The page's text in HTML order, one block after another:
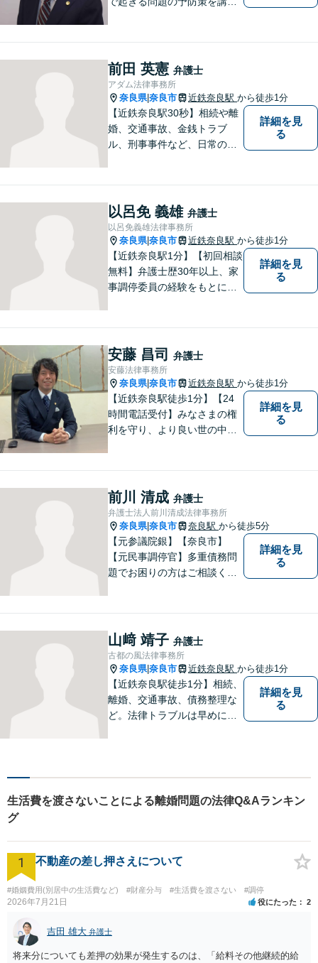
身近な弁護士を目指していま
す。
前田 英憲 弁護士
アダム法律事務所
奈良県|奈良市 近鉄奈良駅 から徒歩1分
【近鉄奈良駅30秒】相続や離
婚、交通事故、金銭トラブ
ル、刑事事件など、日常の中
はお気軽にご相談ください。
【初回相談料60分5,500円】
【分かりやすい説明】
詳細を見
る
以呂免 義雄 弁護士
以呂免義雄法律事務所
奈良県|奈良市 近鉄奈良駅 から徒歩1分
【近鉄奈良駅1分】【初回相談
無料】弁護士歴30年以上、家
事調停委員の経験をもとに複
発生前のご相談も受け付けて
おります。【電話相談可】
詳細を見
る
安藤 昌司 弁護士
安藤法律事務所
奈良県|奈良市 近鉄奈良駅 から徒歩1分
【近鉄奈良駅徒歩1分】【24
時間電話受付】みなさまの権
利を守り、より良い世の中に
ています。法律トラブルでお
悩みごとがありましたら、お
気軽にご相談ください。
詳細を見
る
前川 清成 弁護士
弁護士法人前川清成法律事務所
奈良県|奈良市 奈良駅 から徒歩5分
【元参議院銀】【奈良市】
【元民事調停官】多重債務問
題でお困りの方はご相談くだ
たら、一度ご相談ください。
詳細を見
る
山﨑 靖子 弁護士
古都の風法律事務所
奈良県|奈良市 近鉄奈良駅 から徒歩1分
【近鉄奈良駅徒歩1分】相続、
離婚、交通事故、債務整理な
ど。法律トラブルは早めに弁
丁寧にお伺いいたします。
詳細を見
る
生活費を渡さないことによる離婚問題の法律Q&Aランキン
グ
1 不動産の差し押さえについて
#婚姻費用(別居中の生活費など) #財産分与 #生活費を渡さない #調停
2026年7月21日 役にたった 2
吉田 雄大 弁護士
将来分についても差押の効果が発生するのは、「給料その他継続的給